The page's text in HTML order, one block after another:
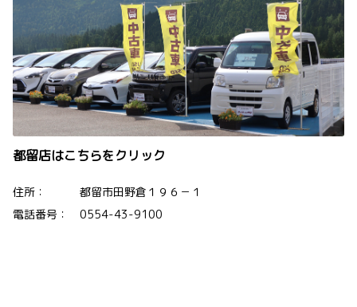
都留店はこちらをクリック
住所： 都留市田野倉１９６－１
電話番号： 0554-43-9100